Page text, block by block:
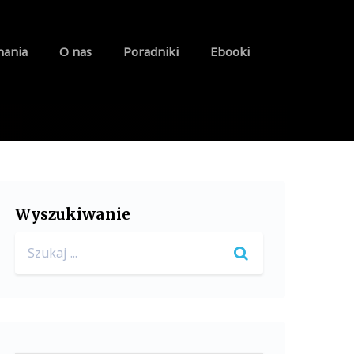
O nas Poradniki Ebooki
Wyszukiwanie
for: